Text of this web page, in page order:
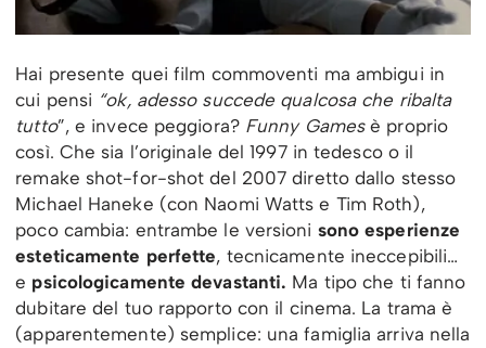
Hai presente quei film commoventi ma ambigui in
cui pensi “ok, adesso succede qualcosa che ribalta
tutto”, e invece peggiora? Funny Gamesè proprio
così. Che sia l’originale del 1997 in tedesco o il
remake shot-for-shot del 2007 diretto dallo stesso
Michael Haneke (con Naomi Watts e Tim Roth),
poco cambia: entrambe le versioni sono esperienze
esteticamente perfette, tecnicamente ineccepibili…
e psicologicamente devastanti. Ma tipo che ti fanno
dubitare del tuo rapporto con il cinema. La trama è
(apparentemente) semplice: una famiglia arriva nella